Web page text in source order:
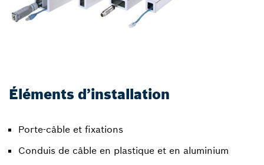
Éléments d’installation
Porte-câble et fixations
Conduis de câble en plastique et en aluminium